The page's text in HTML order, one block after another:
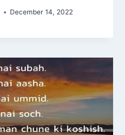
December 14, 2022